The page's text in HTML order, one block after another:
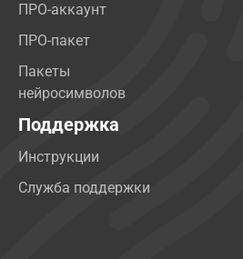
ПРО-аккаунт
ПРО-пакет
Пакеты
нейросимволов
Поддержка
Инструкции
Служба поддержки